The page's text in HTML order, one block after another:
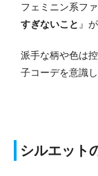
フェミニン系フ
すぎないこと 』
派手な柄や色は
子コーデを意識し
シルエット